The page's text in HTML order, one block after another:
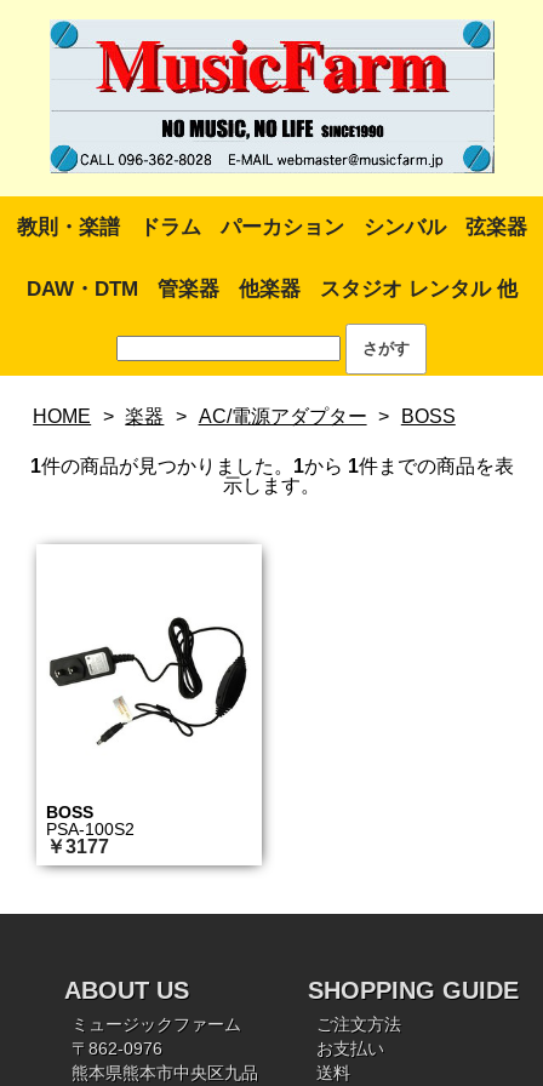
教則・楽譜 ドラム パーカション シンバル 弦楽器
DAW・DTM 管楽器 他楽器 スタジオ レンタル 他
HOME > 楽器 > AC/電源アダプター > BOSS
1件の商品が見つかりました。 1から 1件までの商品を表
示します。
BOSS
PSA-100S2
￥3177
ABOUT US
ミュージックファーム
〒862-0976
熊本県熊本市中央区九品
SHOPPING GUIDE
ご注文方法
お支払い
送料